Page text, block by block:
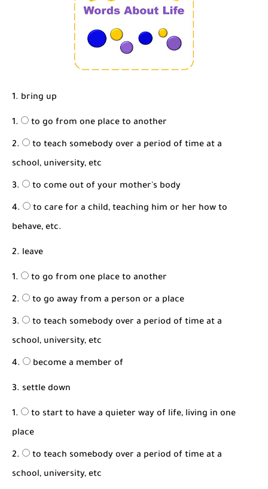
1. bring up
to go from one place to another
to teach somebody over a period of time at a
school, university, etc
to come out of your mother's body
to care for a child, teaching him or her how to
behave, etc.
2. leave
to go from one place to another
to go away from a person or a place
to teach somebody over a period of time at a
school, university, etc
become a member of
3. settle down
to start to have a quieter way of life, living in one
place
to teach somebody over a period of time at a
school, university, etc